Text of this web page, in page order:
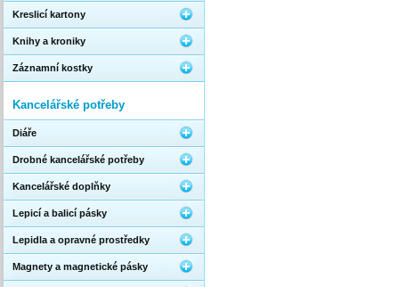
Kreslicí kartony
Knihy a kroniky
Záznamní kostky
Kancelářské potřeby
Diáře
Drobné kancelářské potřeby
Kancelářské doplňky
Lepicí a balicí pásky
Lepidla a opravné prostředky
Magnety a magnetické pásky